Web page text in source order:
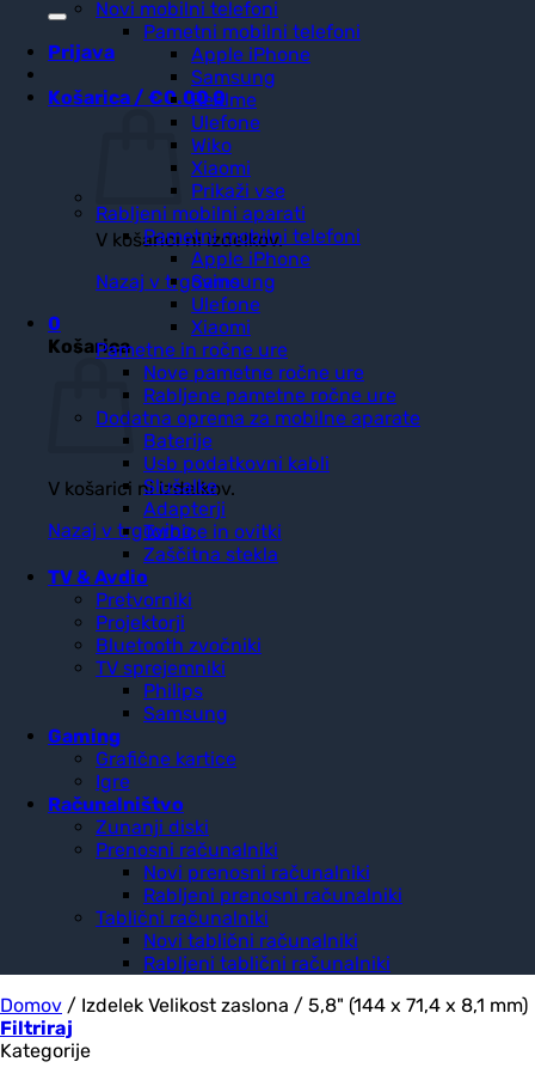
Prijava
Košarica / €0.000
V košarici ni izdelkov.
Nazaj v trgovino
0
Košarica
V košarici ni izdelkov.
Nazaj v trgovino
Novi mobilni telefoni
Pametni mobilni telefoni
Apple iPhone
Samsung
Realme
Ulefone
Wiko
Xiaomi
Prikaži vse
Rabljeni mobilni aparati
Pametni mobilni telefoni
Apple iPhone
Samsung
Ulefone
Xiaomi
Pametne in ročne ure
Nove pametne ročne ure
Rabljene pametne ročne ure
Dodatna oprema za mobilne aparate
Baterije
Usb podatkovni kabli
Slušalke
Adapterji
Torbice in ovitki
Zaščitna stekla
TV & Avdio
Pretvorniki
Projektorji
Bluetooth zvočniki
TV sprejemniki
Philips
Samsung
Gaming
Grafične kartice
Igre
Računalništvo
Zunanji diski
Prenosni računalniki
Novi prenosni računalniki
Rabljeni prenosni računalniki
Tablični računalniki
Novi tablični računalniki
Rabljeni tablični računalniki
Domov / Izdelek Velikost zaslona / 5,8" (144 x 71,4 x 8,1 mm)
Filtriraj
Kategorije